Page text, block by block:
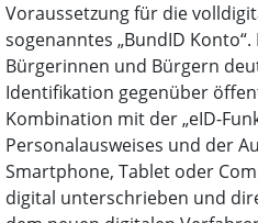
Voraussetzung für die
sogenanntes „BundID
Bürgerinnen und Bürgern
Identifikation gegenüber
Kombination mit der „eID-
Personalausweises und der
Smartphone, Tablet oder
digital unterschrieben und